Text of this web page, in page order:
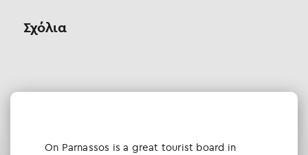
Σχόλια
Οn Parnassos is a great tourist board in